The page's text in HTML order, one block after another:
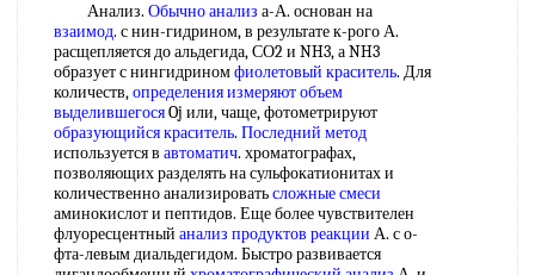
Анализ. Обычно анализ а-А. основан на
взаимод. с нин-гидрином, в результате к-рого А.
расщепляется до альдегида, СО2 и NH3, а NH3
образует с нингидриномфиолетовый краситель. Для
количеств,определения измеряютобъем
выделившегосяOj или, чаще, фотометрируют
образующийся краситель. Последний метод
используется в автоматич. хроматографах,
позволяющих разделять на сульфокатионитах и
количественно анализироватьсложные смеси
аминокислот и пептидов. Еще более чувствителен
флуоресцентный анализ продуктов реакции А. с о-
фта-левым диальдегидом. Быстро развивается